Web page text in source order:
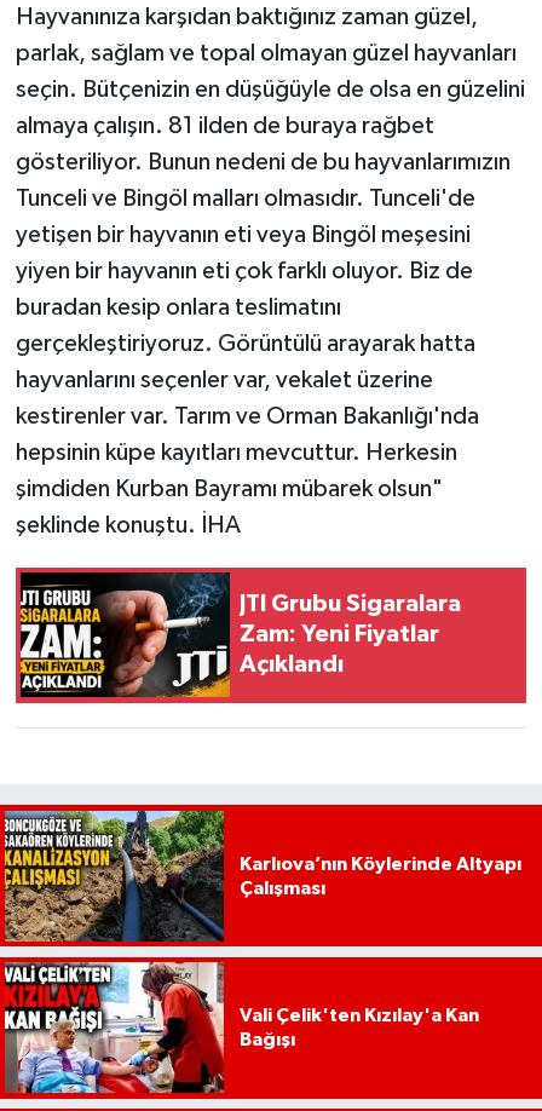
Hayvanınıza karşıdan baktığınız zaman güzel,
parlak, sağlam ve topal olmayan güzel hayvanları
seçin. Bütçenizin en düşüğüyle de olsa en güzelini
almaya çalışın. 81 ilden de buraya rağbet
gösteriliyor. Bunun nedeni de bu hayvanlarımızın
Tunceli ve Bingöl malları olmasıdır. Tunceli'de
yetişen bir hayvanın eti veya Bingöl meşesini
yiyen bir hayvanın eti çok farklı oluyor. Biz de
buradan kesip onlara teslimatını
gerçekleştiriyoruz. Görüntülü arayarak hatta
hayvanlarını seçenler var, vekalet üzerine
kestirenler var. Tarım ve Orman Bakanlığı'nda
hepsinin küpe kayıtları mevcuttur. Herkesin
şimdiden Kurban Bayramı mübarek olsun"
şeklinde konuştu. İHA
JTI Grubu Sigaralara
Zam: Yeni Fiyatlar
Açıklandı
Karlıova’nın Köylerinde Altyapı
Çalışması
Vali Çelik'ten Kızılay'a Kan
Bağışı